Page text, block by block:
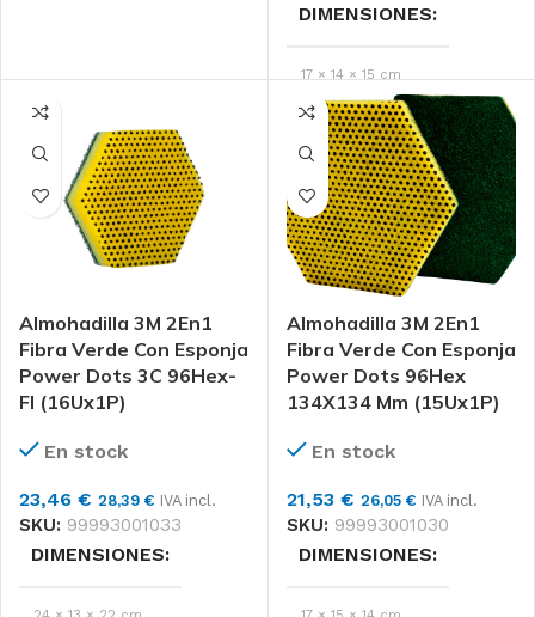
MARCAS 3M
FORMATO Unidad
DIMENSIONES
17 × 14 × 15 cm
MARCAS 3M
FORMATO PACK 15
Almohadilla 3M 2En1
Fibra Verde Con Esponja
Power Dots 3C 96Hex-
Fl (16Ux1P)
En stock
23,46 € 28,39 € IVA incl.
SKU: 99993001033
DIMENSIONES
Almohadilla 3M 2En1
Fibra Verde Con Esponja
Power Dots 96Hex
134X134 Mm (15Ux1P)
En stock
21,53 € 26,05 € IVA incl.
SKU: 99993001030
DIMENSIONES